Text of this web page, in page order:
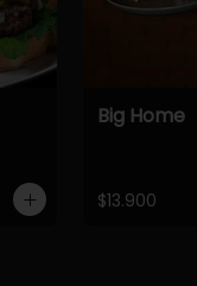
Big Home
$13.900